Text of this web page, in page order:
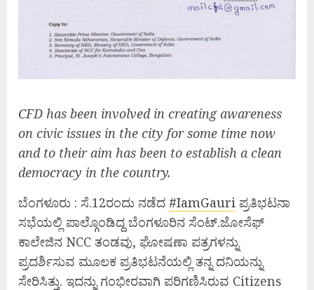
CFD has been involved in creating awareness
on civic issues in the city for some time now
and to their aim has been to establish a clean
democracy in the country.
ಬೆಂಗಳೂರು : ಸೆ.12ರಂದು ನಡೆದ #IamGauri ಪ್ರತಿಭಟನಾ
ಸಭೆಯಲ್ಲಿ ಪಾಲ್ಗೊಂಡಿದ್ದ ಬೆಂಗಳೂರಿನ ಸೆಂಟ್.ಜೋಸೆಫ್
ಕಾಲೇಜಿನ NCC ತಂಡವು, ಘೋಷಣಾ ಪತ್ರಗಳನ್ನು
ಪ್ರದರ್ಶಿಸುವ ಮೂಲಕ ಪ್ರತಿಭಟನೆಯಲ್ಲಿ ತನ್ನ ದನಿಯನ್ನು
ಸೇರಿಸಿತ್ತು. ಇದನ್ನು ಗಂಭೀರವಾಗಿ ಪರಿಗಣಿಸಿರುವ Citizens